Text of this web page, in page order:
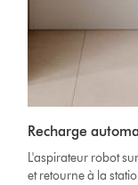
Recharge
L'aspirateur robot
et retourne à la